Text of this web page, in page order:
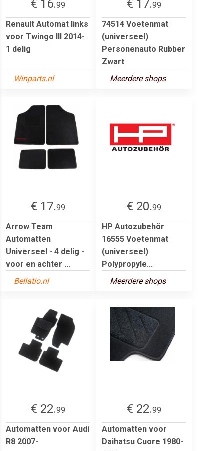
€ 16.99
Renault Automat links
voor Twingo III 2014-
1 delig
Winparts.nl
€ 17.99
74514 Voetenmat
(universeel)
Personenauto Rubber
Zwart
Meerdere shops
€ 17.99
Arrow Team
Automatten
Universeel - 4 delig -
voor en achter ...
Bellatio.nl
€ 20.99
HP Autozubehör
16555 Voetenmat
(universeel)
Polypropyle...
Meerdere shops
€ 22.99
Automatten voor Audi
R8 2007-
€ 22.99
Automatten voor
Daihatsu Cuore 1980-